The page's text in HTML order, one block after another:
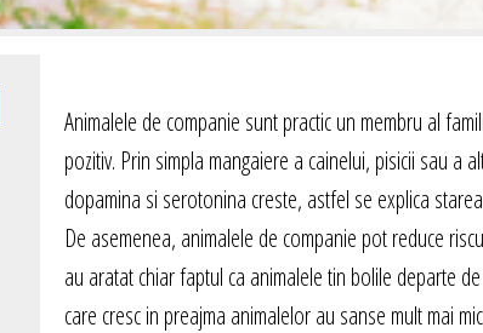
Animalele de companie sunt practic un membru al
pozitiv. Prin simpla mangaiere a cainelui, pisicii sau a
dopamina si serotonina creste, astfel se explica
De asemenea, animalele de companie pot reduce
au aratat chiar faptul ca animalele tin bolile departe
care cresc in preajma animalelor au sanse mult mai